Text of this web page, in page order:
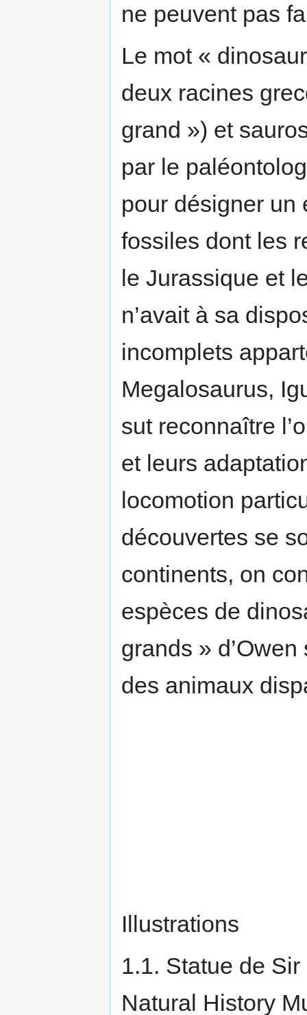
ne peuvent pas
Le mot «
deux racines
grand ») et
par le
pour désigner un
fossiles dont les
le Jurassique et
n’avait à sa
incomplets
Megalosaurus,
sut reconnaître
et leurs
locomotion
découvertes se
continents, on
espèces de
grands »
des animaux
Illustrations
1.1. Statue de
Natural History